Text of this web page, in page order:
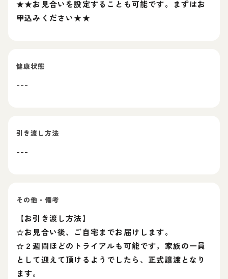
★★お見合いを設定することも可能です。まずはお
申込みください★★
健康状態
---
引き渡し方法
---
その他・備考
【お引き渡し方法】
☆お見合い後、ご自宅までお届けします。
☆２週間ほどのトライアルも可能です。家族の一員
として迎えて頂けるようでしたら、正式譲渡となり
ます。